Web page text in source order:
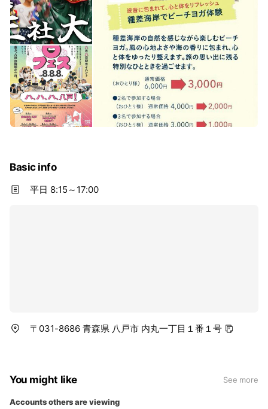
Basic info
平日 8:15～17:00
〒031-8686 青森県 八戸市 内丸一丁目１番１号
You might like See more
Accounts others are viewing